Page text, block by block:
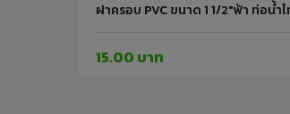
ฝาครอบ PVC ขนาด 1 1/2"ฟ้า ท่อน้ำ
15.00 บาท